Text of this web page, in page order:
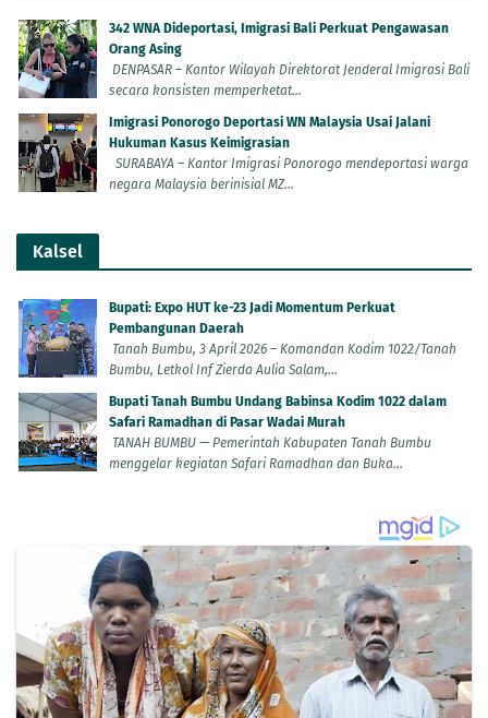
342 WNA Dideportasi, Imigrasi Bali Perkuat Pengawasan
Orang Asing
DENPASAR – Kantor Wilayah Direktorat Jenderal Imigrasi Bali
secara konsisten memperketat...
Imigrasi Ponorogo Deportasi WN Malaysia Usai Jalani
Hukuman Kasus Keimigrasian
SURABAYA – Kantor Imigrasi Ponorogo mendeportasi warga
negara Malaysia berinisial MZ...
Kalsel
Bupati: Expo HUT ke-23 Jadi Momentum Perkuat
Pembangunan Daerah
Tanah Bumbu, 3 April 2026 – Komandan Kodim 1022/Tanah
Bumbu, Letkol Inf Zierda Aulia Salam,...
Bupati Tanah Bumbu Undang Babinsa Kodim 1022 dalam
Safari Ramadhan di Pasar Wadai Murah
TANAH BUMBU — Pemerintah Kabupaten Tanah Bumbu
menggelar kegiatan Safari Ramadhan dan Buka...